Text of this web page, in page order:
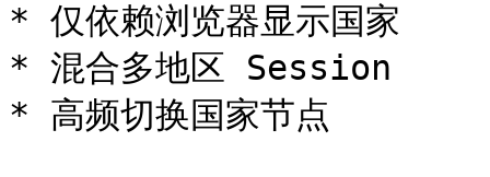
* 仅依赖浏览器显示国家
* 混合多地区 Session
* 高频切换国家节点